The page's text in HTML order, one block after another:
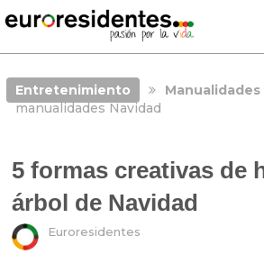
Entretenimiento
Manualidades
manualidades Navidad
5 formas creativas de
árbol de Navidad
Euroresidentes